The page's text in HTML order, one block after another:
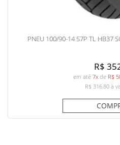
PNEU 100/90-14 57P TL HB37
R$
em até 7x de R$
R$ 316,80à